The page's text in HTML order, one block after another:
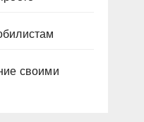
своими